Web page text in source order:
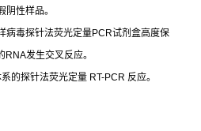
性样品。
病毒探针法荧光定量PCR试剂盒高度保
RNA发生交叉反应。
的探针法荧光定量 RT-PCR 反应。